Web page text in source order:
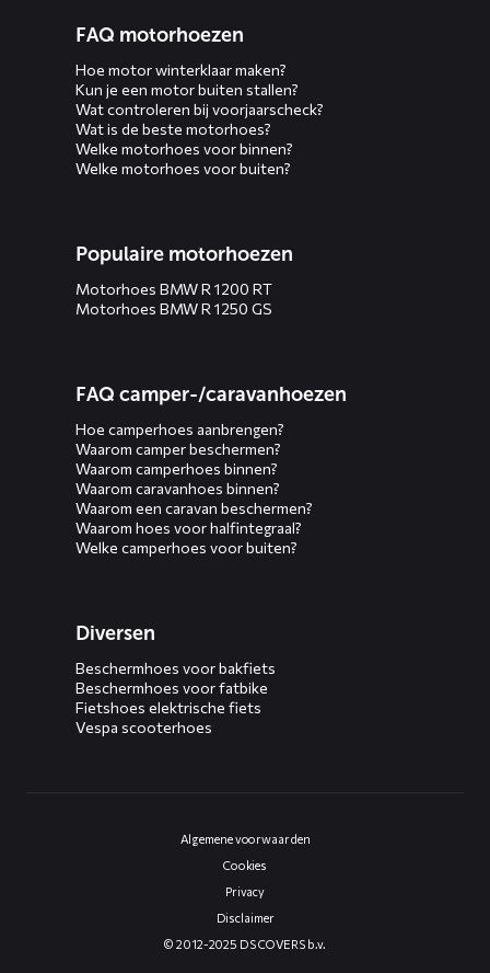
FAQ motorhoezen
Hoe motor winterklaar maken?
Kun je een motor buiten stallen?
Wat controleren bij voorjaarscheck?
Wat is de beste motorhoes?
Welke motorhoes voor binnen?
Welke motorhoes voor buiten?
Populaire motorhoezen
Motorhoes BMW R 1200 RT
Motorhoes BMW R 1250 GS
FAQ camper-/caravanhoezen
Hoe camperhoes aanbrengen?
Waarom camper beschermen?
Waarom camperhoes binnen?
Waarom caravanhoes binnen?
Waarom een caravan beschermen?
Waarom hoes voor halfintegraal?
Welke camperhoes voor buiten?
Diversen
Beschermhoes voor bakfiets
Beschermhoes voor fatbike
Fietshoes elektrische fiets
Vespa scooterhoes
Algemene voorwaarden
Cookies
Privacy
Disclaimer
© 2012-2025 DS COVERS b.v.